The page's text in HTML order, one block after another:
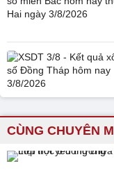
CÙNG CHUYÊN